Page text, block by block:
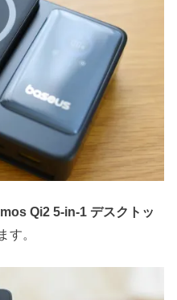
Qi2 5-in-1 デスクトッ
す。